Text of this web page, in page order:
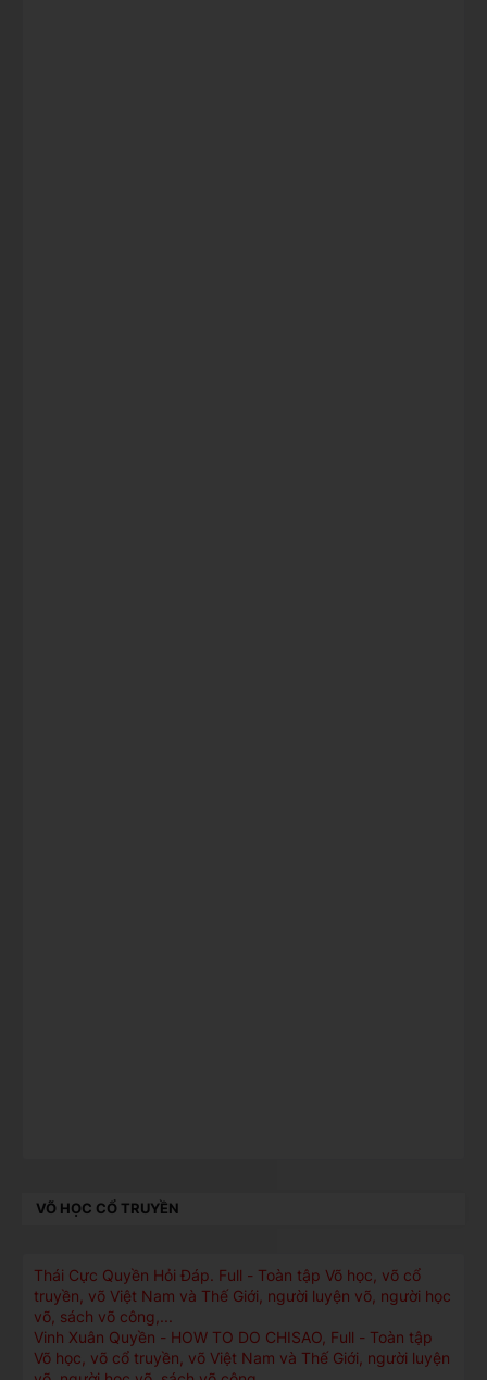
VÕ HỌC CỔ TRUYỀN
Thái Cực Quyền Hỏi Ðáp. Full - Toàn tập Võ học, võ cổ
truyền, võ Việt Nam và Thế Giới, người luyện võ, người học
võ, sách võ công,...
Vinh Xuân Quyền - HOW TO DO CHISAO, Full - Toàn tập
Võ học, võ cổ truyền, võ Việt Nam và Thế Giới, người luyện